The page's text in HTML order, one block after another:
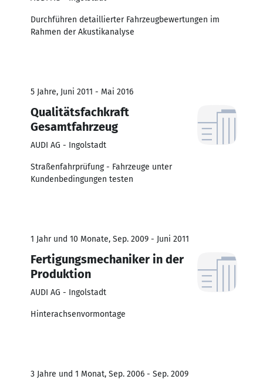
Durchführen detaillierter Fahrzeugbewertungen im
Rahmen der Akustikanalyse
5 Jahre, Juni 2011 - Mai 2016
Qualitätsfachkraft
Gesamtfahrzeug
AUDI AG - Ingolstadt
Straßenfahrprüfung - Fahrzeuge unter
Kundenbedingungen testen
1 Jahr und 10 Monate, Sep. 2009 - Juni 2011
Fertigungsmechaniker in der
Produktion
AUDI AG - Ingolstadt
Hinterachsenvormontage
3 Jahre und 1 Monat, Sep. 2006 - Sep. 2009